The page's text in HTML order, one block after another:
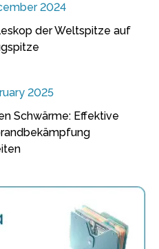
2024
der Weltspitze auf
2025
Schwärme: Effektive